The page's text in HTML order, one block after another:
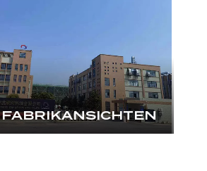
FABRIKANSICHTEN